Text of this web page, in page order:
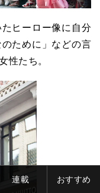
ヒーロー像に自分
ために」などの言
性たち。
連載 おすすめ